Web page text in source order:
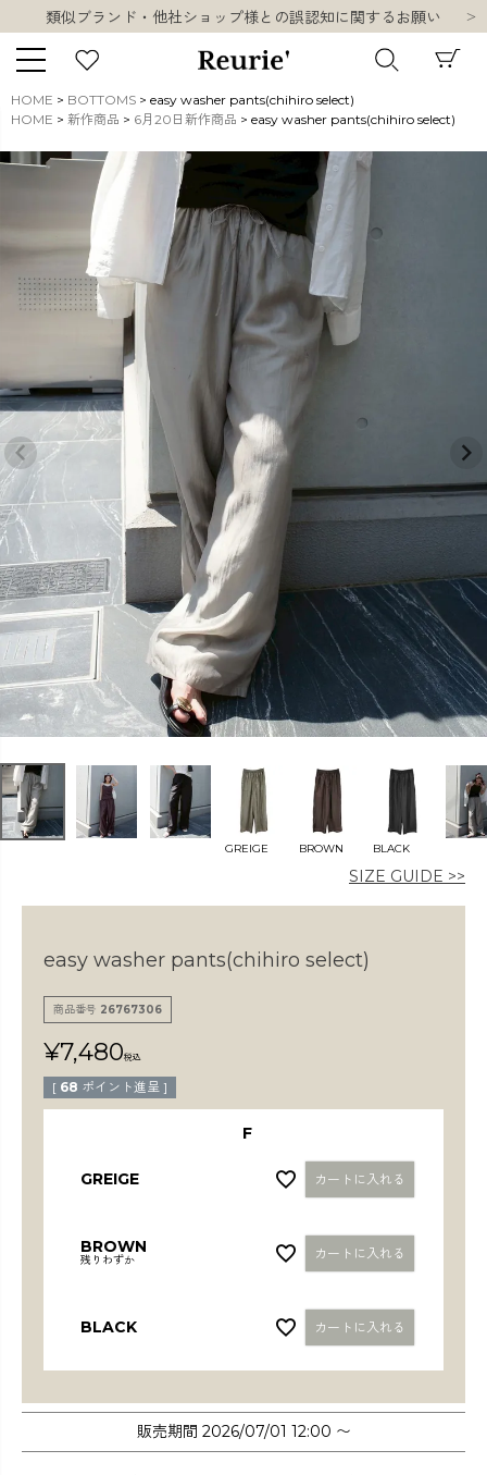
類似ブランド・他社ショップ様との誤認知に関するお願い
熊本県熊本地方を震源とする地震の影響について
お盆期間中の営業・配送に関して
類似ブランド・他社ショップ様との誤認知に関するお願い
キーワード
販売タイプ
新着 再入荷
商品タイプ
ORIGINAL
カラー
価格
〜
HOME BOTTOMS
easy washer pants(chihiro select)
HOME
新作商品 6月20日新作商品 easy washer pants(chihiro select)
GREIGE BROWN BLACK
SIZE GUIDE >>
easy washer pants(chihiro select)
商品番号 26767306
¥7,480税込
[ 68 ポイント進呈 ]
F
GREIGE カートに入れる
BROWN
残りわずか カートに入れる
BLACK カートに入れる
販売期間 2026/07/01 12:00 〜